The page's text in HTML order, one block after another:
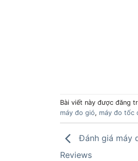
Bài viết này được đăng
máy đo gió, máy đo tốc
Đánh giá máy
Reviews